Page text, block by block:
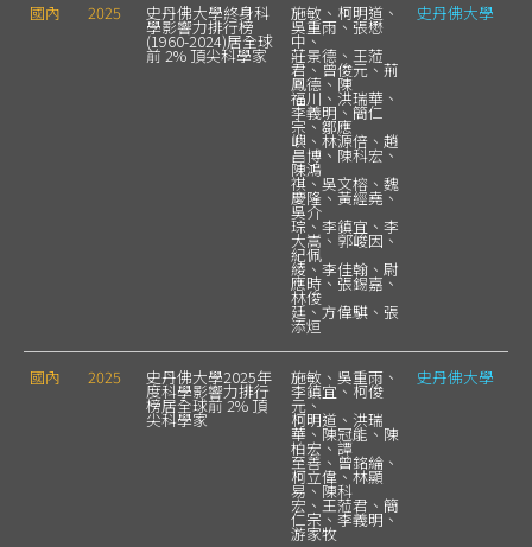
國內 2025 史丹佛大學終身科
學影響力排行榜
(1960-2024)居全球
前 2% 頂尖科學家
施敏、柯明道、
吳重雨、張懋
中、
莊景德、王蒞
君、曾俊元、荊
鳳德、陳
福川、洪瑞華、
李義明、簡仁
宗、鄒應
嶼、林源倍、趙
昌博、陳科宏、
陳鴻
祺、吳文榕、魏
慶隆、黃經堯、
吳介
琮、李鎮宜、李
大嵩、郭峻因、
紀佩
綾、李佳翰、尉
應時、張錫嘉、
林俊
廷、方偉騏、張
添烜
史丹佛大學
國內 2025 史丹佛大學2025年
度科學影響力排行
榜居全球前 2% 頂
尖科學家
施敏、吳重雨、
李鎮宜、柯俊
元、
柯明道、洪瑞
華、陳冠能、陳
柏宏、譚
至善、曾銘綸、
柯立偉、林顯
易、陳科
宏、王蒞君、簡
仁宗、李義明、
游家牧
史丹佛大學